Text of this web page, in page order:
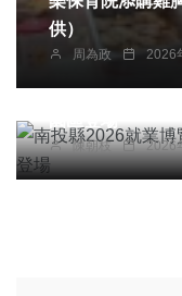
供）
周為政 2026
社會
南投縣2026就業
陳朝枝 2026